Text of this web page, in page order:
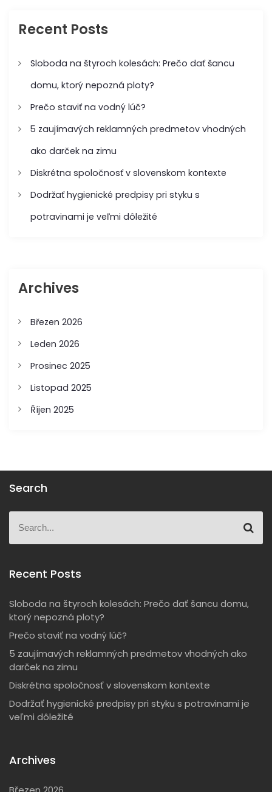
o
v
á
n
í
p
ř
f
o
:
Recent Posts
Sloboda na štyroch kolesách: Prečo dať šancu
domu, ktorý nepozná ploty?
Prečo staviť na vodný lúč?
5 zaujímavých reklamných predmetov vhodných
ako darček na zimu
Diskrétna spoločnosť v slovenskom kontexte
Dodržať hygienické predpisy pri styku s
potravinami je veľmi dôležité
Archives
Březen 2026
Leden 2026
Prosinec 2025
Listopad 2025
Říjen 2025
Search
a
c
f
o
r
:
S
Recent Posts
Sloboda na štyroch kolesách: Prečo dať šancu domu,
ktorý nepozná ploty?
Prečo staviť na vodný lúč?
5 zaujímavých reklamných predmetov vhodných ako
darček na zimu
Diskrétna spoločnosť v slovenskom kontexte
Dodržať hygienické predpisy pri styku s potravinami je
veľmi dôležité
Archives